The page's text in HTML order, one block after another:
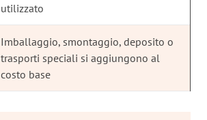
utilizzato
Imballaggio, smontaggio, deposito o
trasporti speciali si aggiungono al
costo base